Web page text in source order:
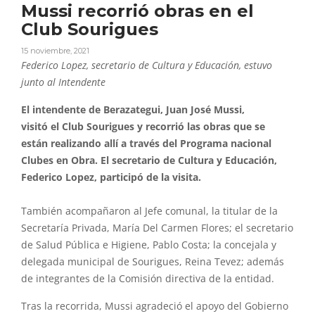
Mussi recorrió obras en el
Club Sourigues
15 noviembre, 2021
Federico Lopez, secretario de Cultura y Educación, estuvo
junto al Intendente
El intendente de Berazategui, Juan José Mussi,
visitó el Club Sourigues y recorrió las obras que se
están realizando allí a través del Programa nacional
Clubes en Obra. El secretario de Cultura y Educación,
Federico Lopez, participó de la visita.
También acompañaron al Jefe comunal, la titular de la
Secretaría Privada, María Del Carmen Flores; el secretario
de Salud Pública e Higiene, Pablo Costa; la concejala y
delegada municipal de Sourigues, Reina Tevez; además
de integrantes de la Comisión directiva de la entidad.
Tras la recorrida, Mussi agradeció el apoyo del Gobierno